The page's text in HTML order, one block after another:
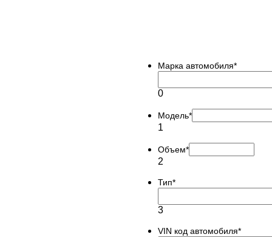
Марка автомобиля*
0
Модель*
1
Объем*
2
Тип*
3
VIN код автомобиля*